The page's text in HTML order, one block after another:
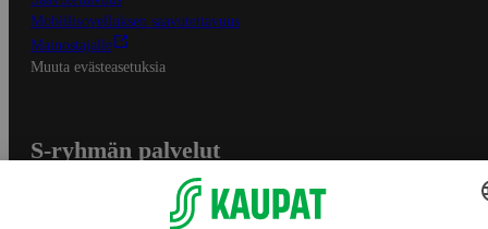
Mobiilisovelluksen saavutettavuus
Mainostajalle
Muuta evästeasetuksia
S-ryhmän palvelut